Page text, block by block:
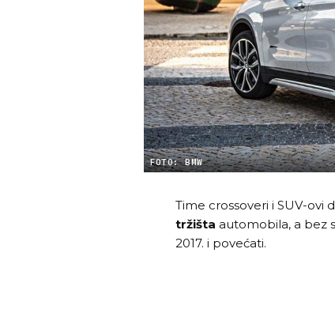
FOTO: BMW
Time crossoveri i SUV-ovi
tržišta automobila, a bez
2017. i povećati.